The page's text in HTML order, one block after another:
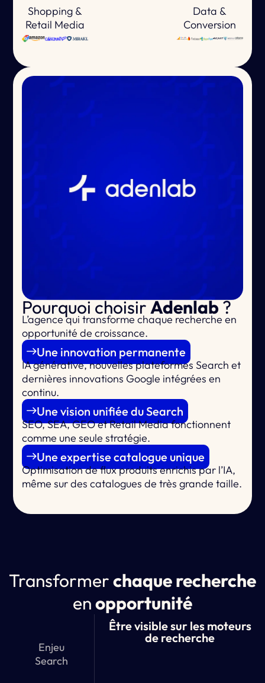
Shopping &
Retail Media
Data &
Conversion
Pourquoi choisirAdenlab?
L’agence quitransforme chaque recherche en
opportunité de croissance.
Une innovation permanente
IA générative, nouvelles plateformes Search et
dernières innovations Google intégrées en
continu.
Une vision unifiée du Search
SEO, SEA, GEO et Retail Media fonctionnent
comme une seule stratégie.
Une expertise catalogue unique
Optimisation de flux produits enrichis par l’IA,
même sur des catalogues de très grande taille.
Transformerchaque recherche
enopportunité
Enjeu
Search
Être visible sur les moteurs
de recherche